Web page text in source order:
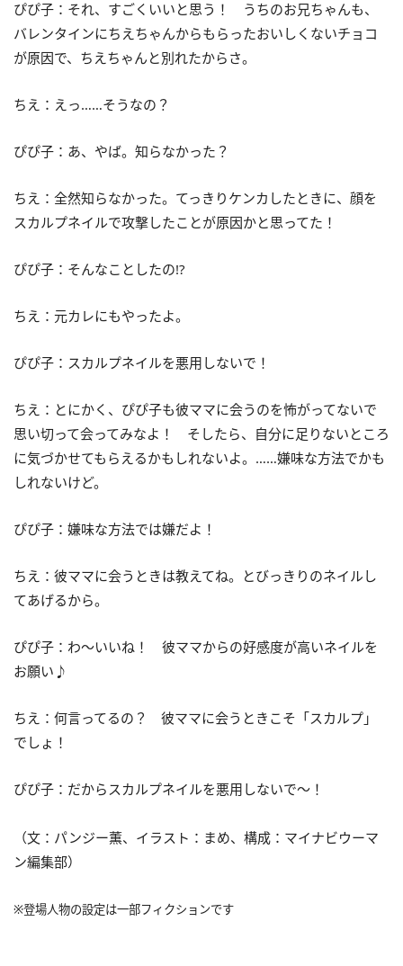
ぴぴ子：それ、すごくいいと思う！ うちのお兄ちゃんも、
バレンタインにちえちゃんからもらったおいしくないチョコ
が原因で、ちえちゃんと別れたからさ。
ちえ：えっ……そうなの？
ぴぴ子：あ、やば。知らなかった？
ちえ：全然知らなかった。てっきりケンカしたときに、顔を
スカルプネイルで攻撃したことが原因かと思ってた！
ぴぴ子：そんなことしたの!?
ちえ：元カレにもやったよ。
ぴぴ子：スカルプネイルを悪用しないで！
ちえ：とにかく、ぴぴ子も彼ママに会うのを怖がってないで
思い切って会ってみなよ！ そしたら、自分に足りないところ
に気づかせてもらえるかもしれないよ。……嫌味な方法でかも
しれないけど。
ぴぴ子：嫌味な方法では嫌だよ！
ちえ：彼ママに会うときは教えてね。とびっきりのネイルし
てあげるから。
ぴぴ子：わ～いいね！ 彼ママからの好感度が高いネイルを
お願い♪
ちえ：何言ってるの？ 彼ママに会うときこそ「スカルプ」
でしょ！
ぴぴ子：だからスカルプネイルを悪用しないで～！
（文：パンジー薫、イラスト：まめ、構成：マイナビウーマ
ン編集部）
※登場人物の設定は一部フィクションです